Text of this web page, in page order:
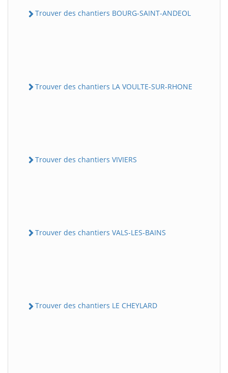
Trouver des chantiers BOURG-SAINT-ANDEOL
Trouver des chantiers LA VOULTE-SUR-RHONE
Trouver des chantiers VIVIERS
Trouver des chantiers VALS-LES-BAINS
Trouver des chantiers LE CHEYLARD